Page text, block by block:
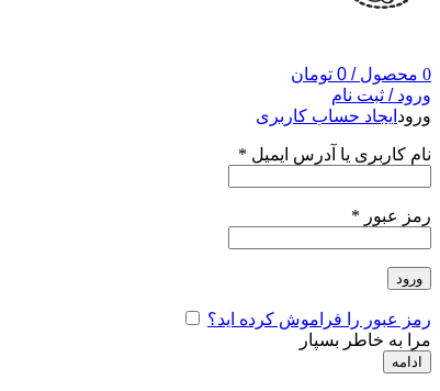
0 محصول /
0 تومان
ورود / ثبت نام
ورود ایجاد حساب کاربری
نام کاربری یا آدرس ایمیل *
رمز عبور *
ورود
رمز عبور را فراموش کرده اید؟
مرا به خاطر بسپار
ادامه